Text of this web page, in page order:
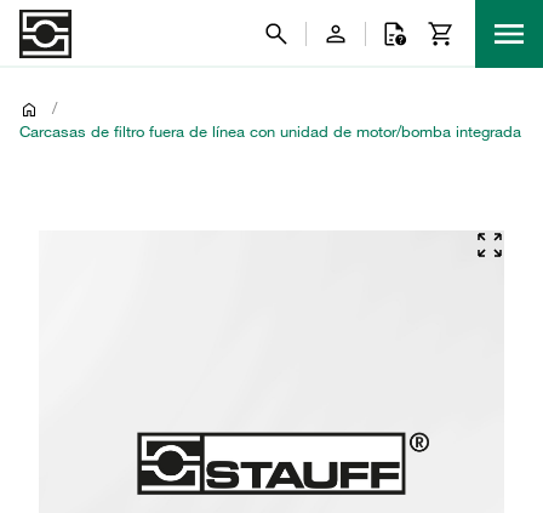
/
Carcasas de filtro fuera de línea con unidad de motor/bomba integrada